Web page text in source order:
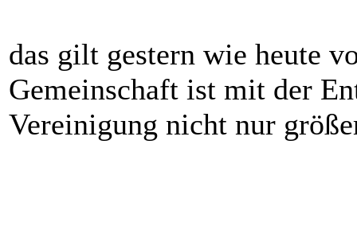
das gilt gestern wie heute
Gemeinschaft ist mit der
Vereinigung nicht nur